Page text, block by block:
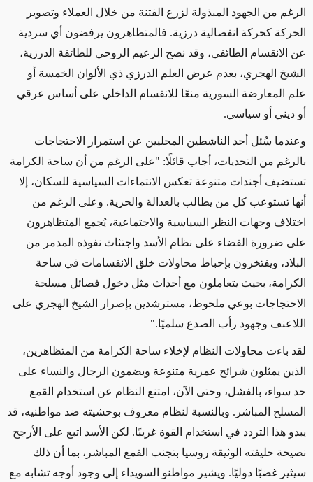
الرغم من الجهود المبذولة لزرع الفتنة من خلال العملاء وتصوير
الحركة كحركة انفصالية درزية. فالمتظاهرون يرفضون أي سردية
عن الانقسام الطائفي، وقد نصح الزعيم الروحي للطائفة الدرزية،
الشيخ الهجري، بعدم عرض العلم الدرزي ذي الألوان الخمسة أو
علم المعارضة السورية منعًا للانقسام الداخلي على أساس عرقي
أو ديني أو سياسي.
وعندما سُئل أحد الناشطين المحليين عن استمرار الاحتجاجات
بالرغم من التحديات، أجاب قائلًا: "على الرغم من أن ساحة الكرامة
تستضيف أجندات متنوعة تعكس الانتماءات السياسية للسكان، إلا
أنها تستوعب كل من يطالب بالعدالة والحرية. وعلى الرغم من
اختلاف وجهات النظر السياسية والاجتماعية، يُجمع المتظاهرون
على ضرورة القضاء على نظام الأسد واجتثاث نفوذه المدمر من
البلاد، ويفتخرون بإحباط محاولات خلق الانقسامات في ساحة
الكرامة، بحيث يتعاملون مع أحداث مثل دخول فصائل مسلحة
الاحتجاجات بوعي ملحوظ، مسترشدين بإصرار الشيخ الهجري على
اللاعنف وجهود رأب الصدع سلميًا."
لقد باءت محاولات النظام لإخلاء ساحة الكرامة من المتظاهرين،
الذين يمثلون شرائح عمرية متنوعة ويضمون الرجال والنساء على
حد سواء، بالفشل، وحتى الآن، امتنع النظام عن استخدام القمع
المسلح المباشر. وبالنسبة لنظام معروف بوحشيته ضد مواطنيه، قد
يبدو هذا التردد في استخدام القوة غريبًا. لكن الأسد اتبع على الأرجح
نصيحة حليفته الوثيقة روسيا بتجنب القمع المباشر، بما أن ذلك
سيثير غضبًا دوليًا. ويشير مواطنو السويداء إلى وجود أوجه تشابه مع